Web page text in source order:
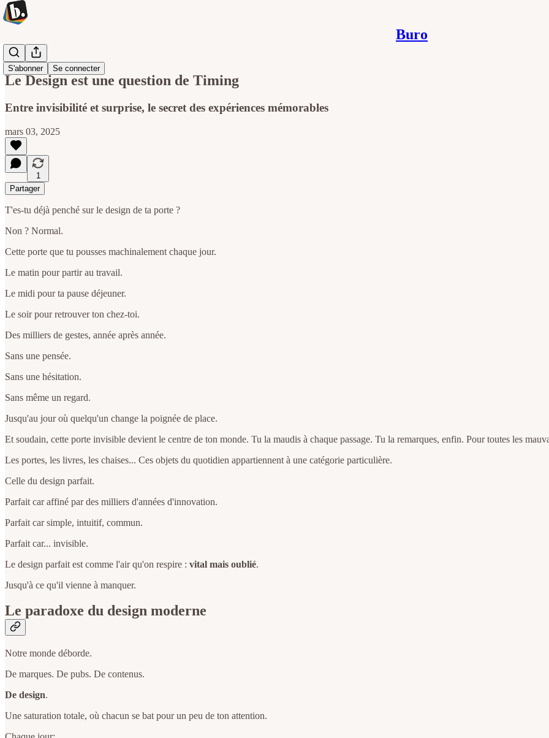
Buro
S'abonner Se connecter
Du buro
Le Design est une question de Timing
Entre invisibilité et surprise, le secret des expériences mémorables
mars 03, 2025
1
Partager
T'es-tu déjà penché sur le design de ta porte ?
Non ? Normal.
Cette porte que tu pousses machinalement chaque jour.
Le matin pour partir au travail.
Le midi pour ta pause déjeuner.
Le soir pour retrouver ton chez-toi.
Des milliers de gestes, année après année.
Sans une pensée.
Sans une hésitation.
Sans même un regard.
Jusqu'au jour où quelqu'un change la poignée de place.
Et soudain, cette porte invisible devient le centre de ton monde. Tu la maudis à chaque passage. Tu la remarques, enfin. Pour toutes les
Les portes, les livres, les chaises... Ces objets du quotidien appartiennent à une catégorie particulière.
Celle du design parfait.
Parfait car affiné par des milliers d'années d'innovation.
Parfait car simple, intuitif, commun.
Parfait car... invisible.
Le design parfait est comme l'air qu'on respire : vital mais oublié.
Jusqu'à ce qu'il vienne à manquer.
Le paradoxe du design moderne
Notre monde déborde.
De marques. De pubs. De contenus.
De design.
Une saturation totale, où chacun se bat pour un peu de ton attention.